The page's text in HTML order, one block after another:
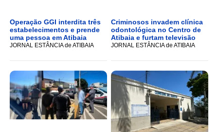
Operação GGI interdita três
estabelecimentos e prende
uma pessoa em Atibaia
JORNAL ESTÂNCIA de ATIBAIA
Criminosos invadem clínica
odontológica no Centro de
Atibaia e furtam televisão
JORNAL ESTÂNCIA de ATIBAIA